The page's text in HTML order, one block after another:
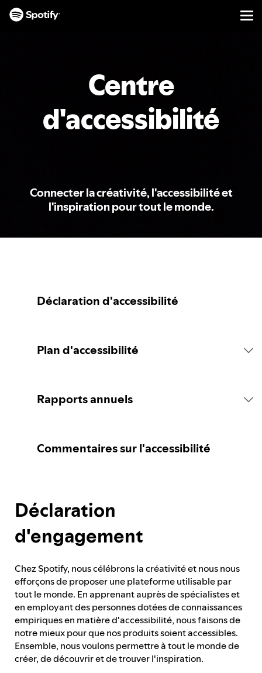
Centre
d'accessibilité
Connecter la créativité, l'accessibilité et
l'inspiration pour tout le monde.
Déclaration d'accessibilité
Plan d'accessibilité
Plan de Spotify
Rapport d'avancement
Responsabilités et attributions
Rapports annuels
Commentaires sur l'accessibilité
Déclaration
d'engagement
Chez Spotify, nous célébrons la créativité et nous nous
efforçons de proposer une plateforme utilisable par
tout le monde. En apprenant auprès de spécialistes et
en employant des personnes dotées de connaissances
empiriques en matière d'accessibilité, nous faisons de
notre mieux pour que nos produits soient accessibles.
Ensemble, nous voulons permettre à tout le monde de
créer, de découvrir et de trouver l'inspiration.